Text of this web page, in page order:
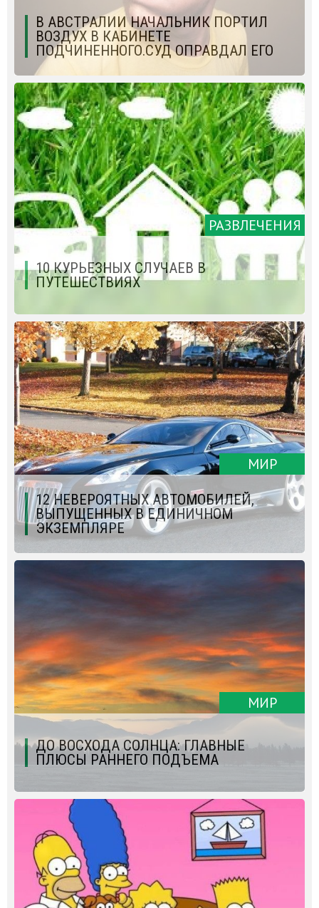
В АВСТРАЛИИ НАЧАЛЬНИК ПОРТИЛ
ВОЗДУХ В КАБИНЕТЕ
ПОДЧИНЕННОГО.СУД ОПРАВДАЛ ЕГО
РАЗВЛЕЧЕНИЯ
10 КУРЬЕЗНЫХ СЛУЧАЕВ В
ПУТЕШЕСТВИЯХ
МИР
12 НЕВЕРОЯТНЫХ АВТОМОБИЛЕЙ,
ВЫПУЩЕННЫХ В ЕДИНИЧНОМ
ЭКЗЕМПЛЯРЕ
МИР
ДО ВОСХОДА СОЛНЦА: ГЛАВНЫЕ
ПЛЮСЫ РАННЕГО ПОДЪЕМА